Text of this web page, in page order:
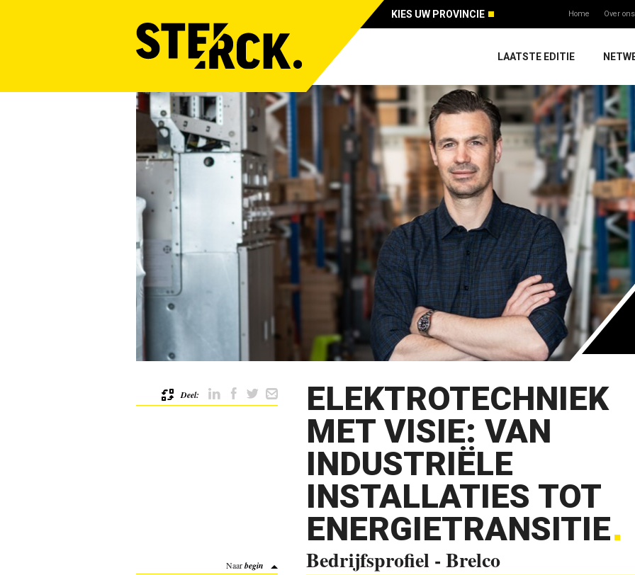
KIES UW PROVINCIE Home Over ons
LAATSTE EDITIE
ELEKTROTECHNIEK
MET VISIE: VAN
INDUSTRIËLE
INSTALLATIES TOT
ENERGIETRANSITIE
Bedrijfsprofiel - Brelco
Deel:
Naarbegin